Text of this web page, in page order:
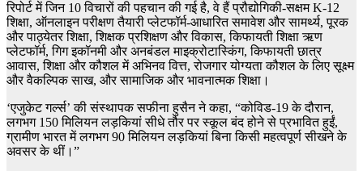
रिपोर्ट में जिन 10 विचारों की पहचान की गई है, वे हैं प्रौद्योगिकी-सक्षम K-12
शिक्षा, ऑनलाइन परीक्षण तैयारी प्लेटफॉर्म-आधारित समावेश और सामर्थ्य, पूरक
और पाठ्येतर शिक्षा, शिक्षक प्रशिक्षण और विकास, किफायती शिक्षा ऋण
प्लेटफॉर्म, गिग इकॉनमी और अनबंडल माइक्रोटास्किंग, किफायती छात्र
आवास, शिक्षा और कौशल में अभिनव वित्त, रोजगार योग्यता कौशल के लिए सूक्ष्म
और वैकल्पिक साख, और सामाजिक और भावनात्मक शिक्षा।
‘एजुकेट गर्ल्स’ की संस्थापक सफीना हुसैन ने कहा, “कोविड-19 के दौरान,
लगभग 150 मिलियन लड़कियां सीधे तौर पर स्कूल बंद होने से प्रभावित हुईं,
ग्रामीण भारत में लगभग 90 मिलियन लड़कियां बिना किसी महत्वपूर्ण सीखने के
अवसर के थीं।”